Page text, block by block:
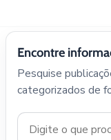
Encontre
Pesquise
categorizados de